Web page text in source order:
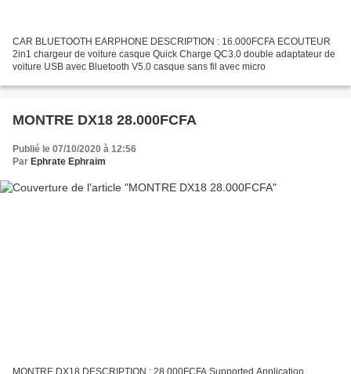
CAR BLUETOOTH EARPHONE DESCRIPTION : 16.000FCFA ECOUTEUR
2in1 chargeur de voiture casque Quick Charge QC3.0 double adaptateur de
voiture USB avec Bluetooth V5.0 casque sans fil avec micro
MONTRE DX18 28.000FCFA
Publié le 07/10/2020 à 12:56
Par Ephrate Ephraim
MONTRE DX18 DESCRIPTION : 28.000FCFA Supported Application